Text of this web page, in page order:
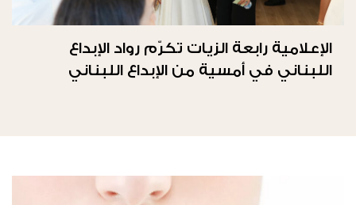
الإعلامية رابعة الزيات تكرّم رواد الإبداع
اللبناني في أمسية من الإبداع اللبناني